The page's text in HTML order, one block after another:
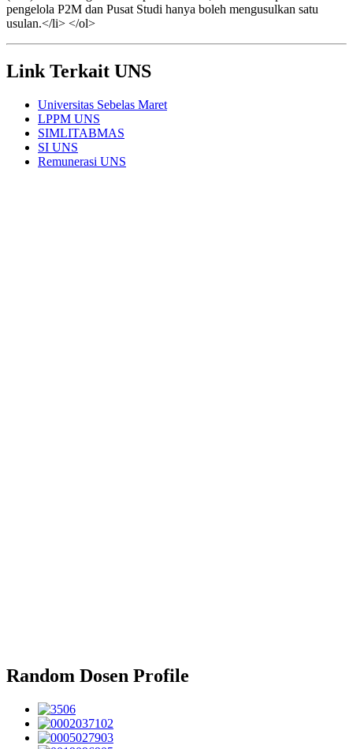
pengelola P2M dan Pusat Studi hanya boleh mengusulkan satu
usulan.</li> </ol>
Link Terkait UNS
Universitas Sebelas Maret
LPPM UNS
SIMLITABMAS
SI UNS
Remunerasi UNS
Random Dosen Profile